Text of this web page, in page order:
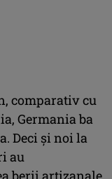
comparativ cu
Germania ba
Deci și noi la
au
berii artizanale